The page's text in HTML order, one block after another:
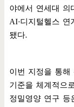
야에서 연세대 의
AI·디지털헬스 연
됐다.
이번 지정을 통해
기준을 체계적으
정밀영양 연구 등